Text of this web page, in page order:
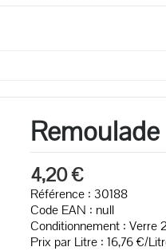
4,20 €
Référence : 30188
Code EAN : null
Conditionnement : Verre
Prix par Litre : 16,76 €/